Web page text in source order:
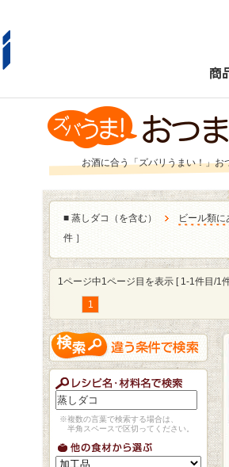
商
お酒に合う「ズバリうまい！」お
■ 蒸しダコ（を含む） ビール類
件 ］
1ページ中1ページ目を表示 [ 1-1件目/1
1
※複数の言葉で検索する場合は、
半角スペースで区切ってください。